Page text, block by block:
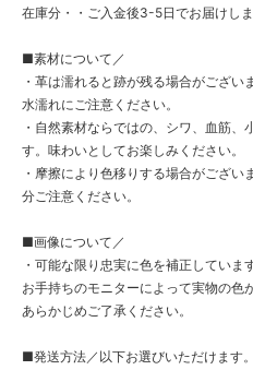
在庫分・・ご入金後3-5日でお届けしま
■素材について／
・革は濡れると跡が残る場合がござい
水濡れにご注意ください。
・自然素材ならではの、シワ、血筋、
す。味わいとしてお楽しみください。
・摩擦により色移りする場合がござ
分ご注意ください。
■画像について／
・可能な限り忠実に色を補正していま
お手持ちのモニターによって実物の色
あらかじめご了承ください。
■発送方法／以下お選びいただけます。